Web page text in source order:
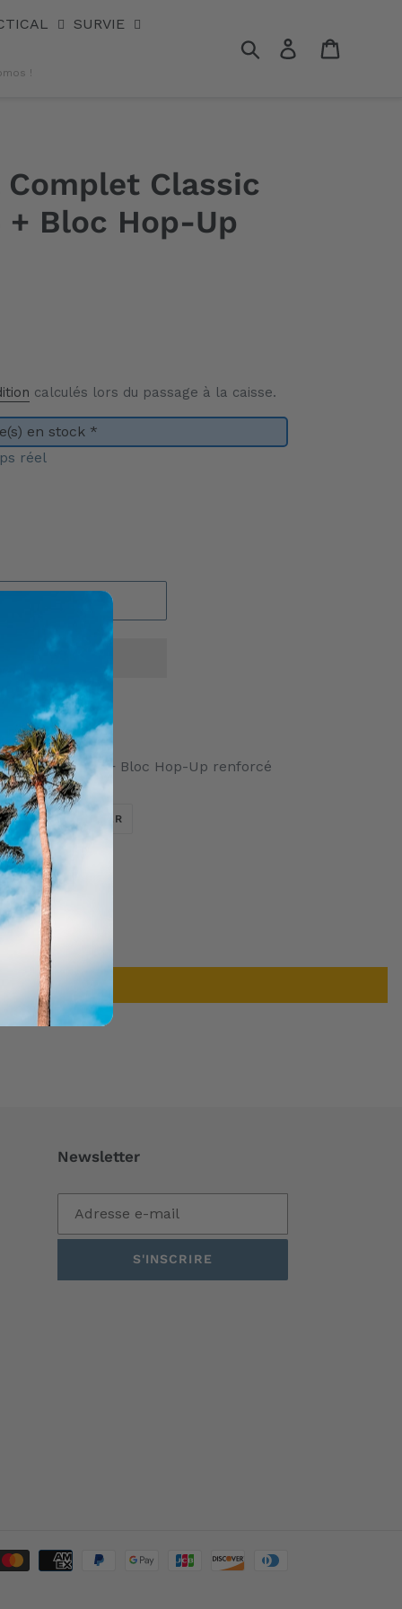
SURVIE
!
RechercherSe connecter
Classic
+ Bloc Hop-Up
calculés lors du passage à la caisse.
en stock *
réel
Army M15A4 + Bloc Hop-Up renforcé
TWEETER
SUR
TWITTER
ÉPINGLER
Newsletter
S'INSCRIRE